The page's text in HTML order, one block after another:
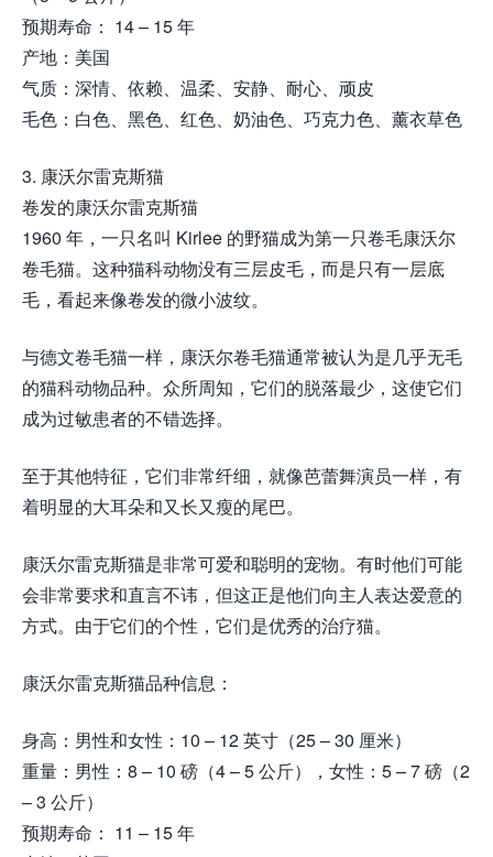
预期寿命： 14 – 15 年
产地：美国
气质：深情、依赖、温柔、安静、耐心、顽皮
毛色：白色、黑色、红色、奶油色、巧克力色、薰衣草色
3. 康沃尔雷克斯猫
卷发的康沃尔雷克斯猫
1960 年，一只名叫 Kirlee 的野猫成为第一只卷毛康沃尔
卷毛猫。这种猫科动物没有三层皮毛，而是只有一层底
毛，看起来像卷发的微小波纹。
与德文卷毛猫一样，康沃尔卷毛猫通常被认为是几乎无毛
的猫科动物品种。众所周知，它们的脱落最少，这使它们
成为过敏患者的不错选择。
至于其他特征，它们非常纤细，就像芭蕾舞演员一样，有
着明显的大耳朵和又长又瘦的尾巴。
康沃尔雷克斯猫是非常可爱和聪明的宠物。有时他们可能
会非常要求和直言不讳，但这正是他们向主人表达爱意的
方式。由于它们的个性，它们是优秀的治疗猫。
康沃尔雷克斯猫品种信息：
身高：男性和女性：10 – 12 英寸（25 – 30 厘米）
重量：男性：8 – 10 磅（4 – 5 公斤），女性：5 – 7 磅（2
– 3 公斤）
预期寿命： 11 – 15 年